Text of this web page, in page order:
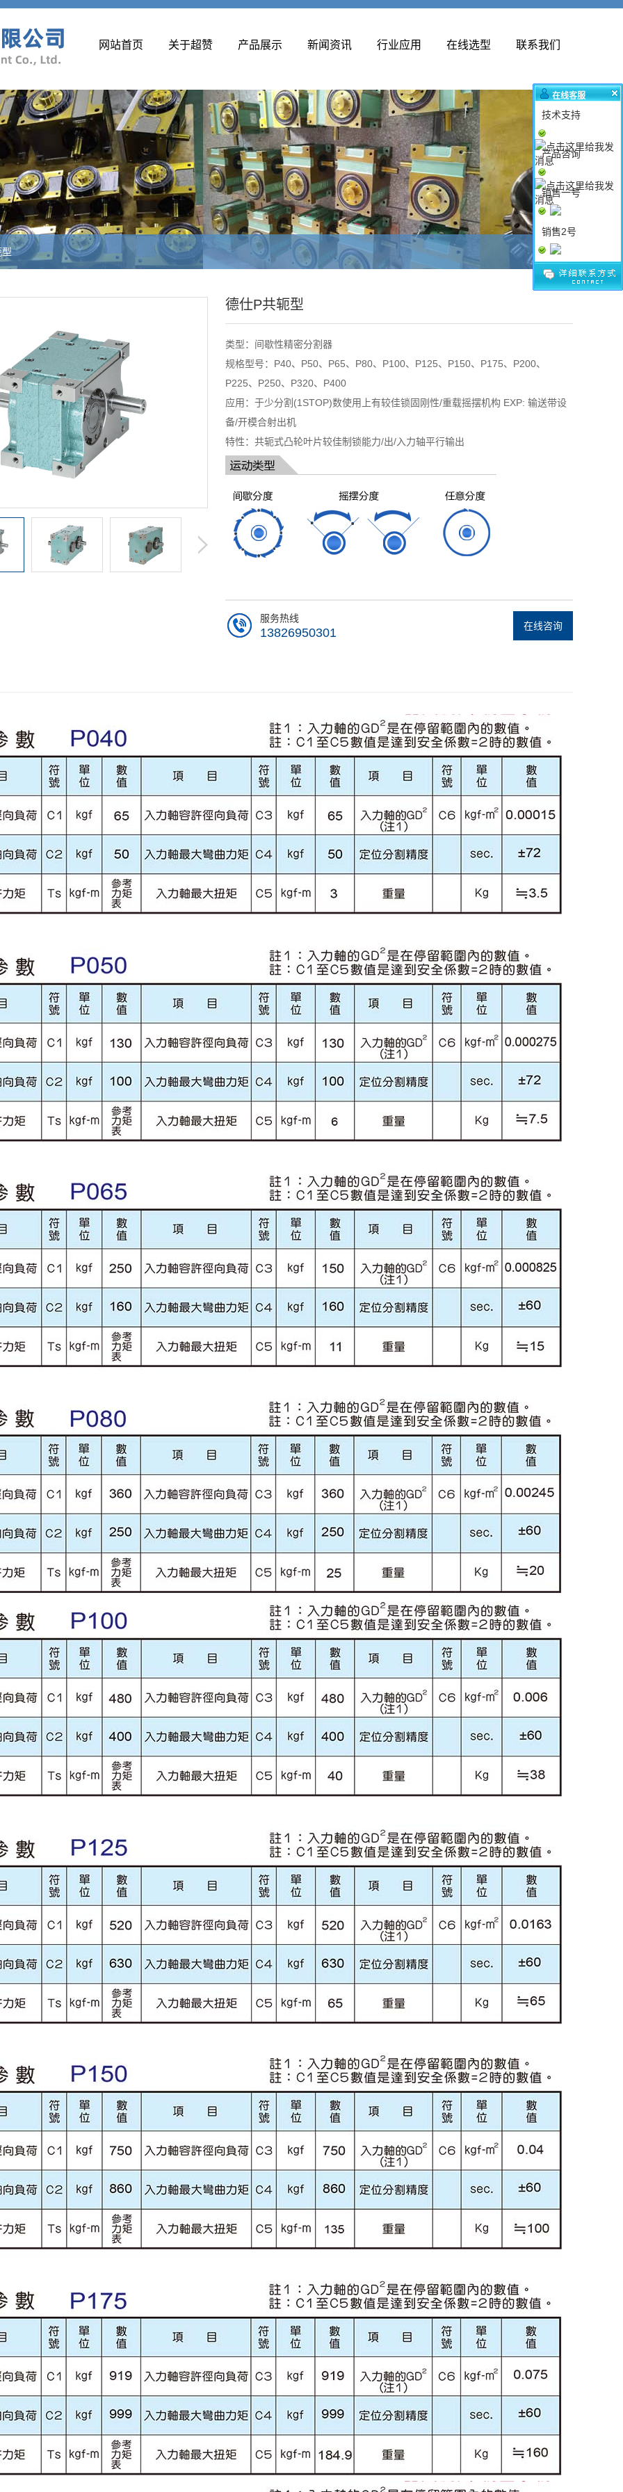
网站首页 关于超赞 产品展示 新闻资讯 行业应用 在线选型 联系我们
型
德仕P共轭型
类型：间歇性精密分割器
规格型号：P40、P50、P65、P80、P100、P125、P150、P175、P200、
P225、P250、P320、P400
应用：于少分割(1STOP)数使用上有较佳锁固刚性/重载摇摆机构 EXP: 输送带设
备/开模合射出机
特性：共轭式凸轮叶片较佳制锁能力/出/入力轴平行输出
在线咨询
服务热线
13826950301
在线客服
技术支持
产品咨询
销售一号
销售2号